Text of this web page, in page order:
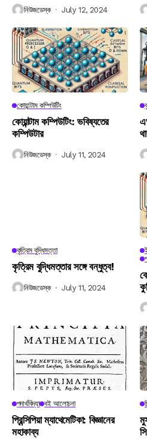
নিউজডেস্ক July 12, 2024
কোয়ান্টাম কম্পিউটিং
কোয়ান্টাম কম্পিউটিং: ভবিষ্যতের
কম্পিউটার
নিউজডেস্ক July 11, 2024
কৃত্রিম বুদ্ধিমত্তা
কৃত্রিম বুদ্ধিমত্তার সঙ্গে বন্ধুত্ব!
নিউজডেস্ক July 11, 2024
পদার্থবিদ্যা বই আলোচনা
প্রিন্সিপিয়া ম্যাথেমেটিকা: বিজ্ঞানের
মহাকাব্য